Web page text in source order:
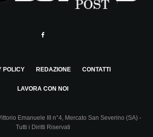
POLICY REDAZIONE CONTATTI
LAVORA CON NOI
Emanuele III n°4, Mercato San Severino (SA) -
Tutti i Diritti Riservati